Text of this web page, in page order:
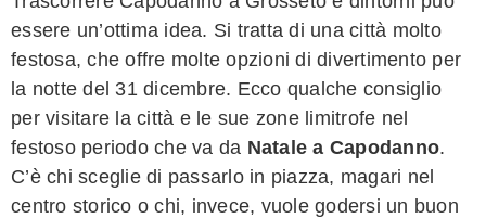
essere un’ottima idea. Si tratta di una città molto
festosa, che offre molte opzioni di divertimento per
la notte del 31 dicembre. Ecco qualche consiglio
per visitare la città e le sue zone limitrofe nel
festoso periodo che va da Natale a Capodanno.
C’è chi sceglie di passarlo in piazza, magari nel
centro storico o chi, invece, vuole godersi un buon